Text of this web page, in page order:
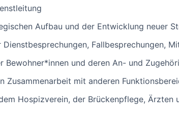
Aufbau und der Entwicklung neuer
Fallbesprechungen,
Bewohner*innen und deren An- und
Zusammenarbeit mit anderen
Hospizverein, der Brückenpflege, Ärzten